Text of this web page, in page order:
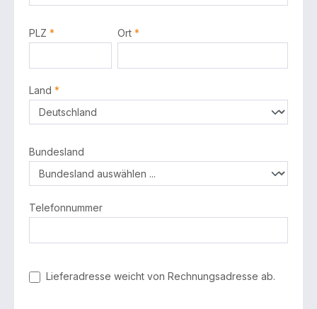
PLZ * Ort *
Land *
Bundesland
Telefonnummer
Lieferadresse weicht von Rechnungsadresse ab.